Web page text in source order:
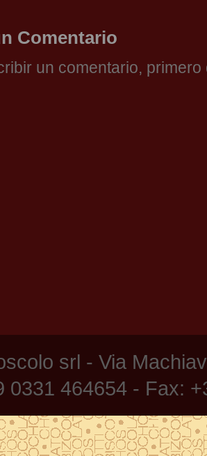
Comentario
un comentario,
srl - Via
0331 464654 - Fax: